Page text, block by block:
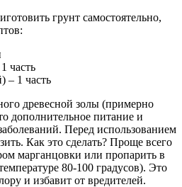
грунт самостоятельно,
часть
– 1 часть
древесной золы (примерно
дополнительное питание и
Перед использованием
Как это сделать? Проще всего
марганцовки или пропарить в
80-100 градусов). Это
и избавит от вредителей.